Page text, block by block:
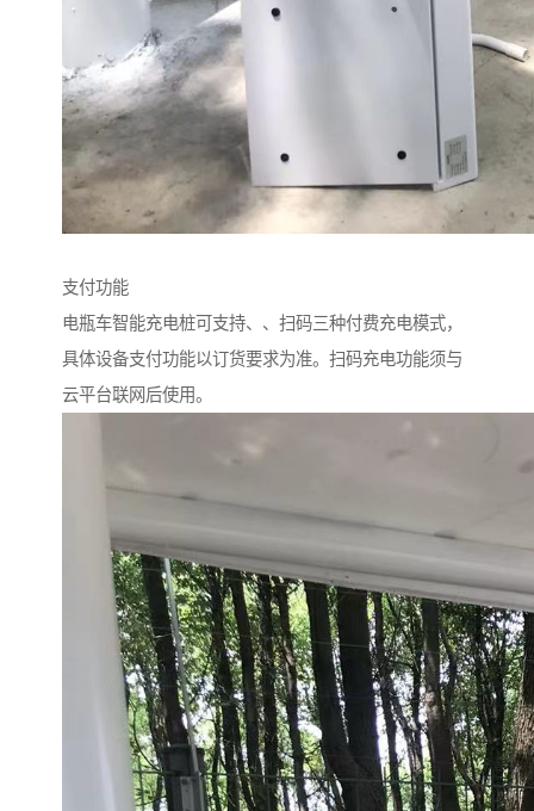
支付功能
电瓶车智能充电桩可支持、、扫码三种付费充电模式，
具体设备支付功能以订货要求为准。扫码充电功能须与
云平台联网后使用。